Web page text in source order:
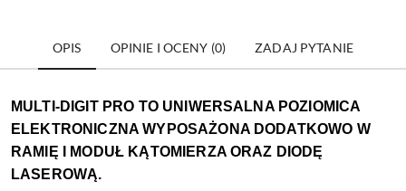
OPIS OPINIE I OCENY (0) ZADAJ PYTANIE
MULTI-DIGIT PRO TO UNIWERSALNA POZIOMICA
ELEKTRONICZNA WYPOSAŻONA DODATKOWO W
RAMIĘ I MODUŁ KĄTOMIERZA ORAZ DIODĘ
LASEROWĄ.